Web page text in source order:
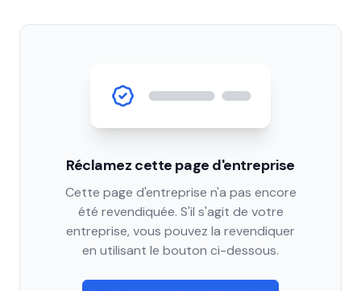
Réclamez cette page d'entreprise
Cette page d'entreprise n'a pas encore
été revendiquée. S'il s'agit de votre
entreprise, vous pouvez la revendiquer
en utilisant le bouton ci-dessous.